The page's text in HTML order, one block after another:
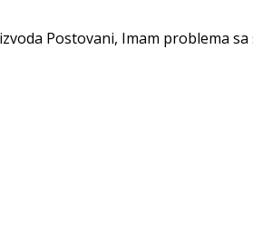
Postovani, Imam problema